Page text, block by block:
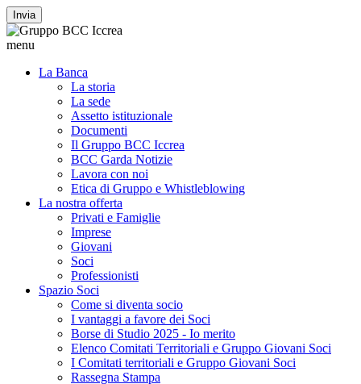
Invia
menu
La Banca
La storia
La sede
Assetto istituzionale
Documenti
Il Gruppo BCC Iccrea
BCC Garda Notizie
Lavora con noi
Etica di Gruppo e Whistleblowing
La nostra offerta
Privati e Famiglie
Imprese
Giovani
Soci
Professionisti
Spazio Soci
Come si diventa socio
I vantaggi a favore dei Soci
Borse di Studio 2025 - Io merito
Elenco Comitati Territoriali e Gruppo Giovani Soci
I Comitati territoriali e Gruppo Giovani Soci
Rassegna Stampa